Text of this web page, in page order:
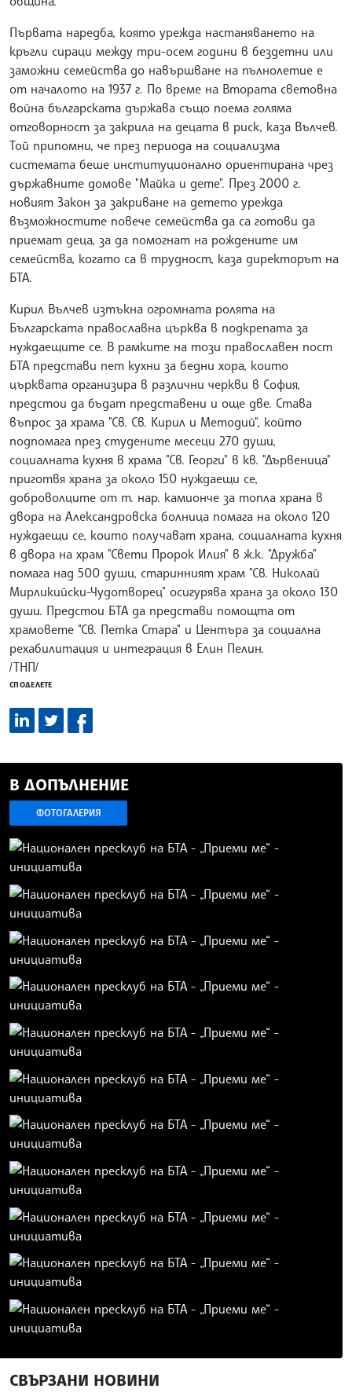
Първата наредба, която урежда настаняването на
кръгли сираци между три-осем години в бездетни или
заможни семейства до навършване на пълнолетие е
от началото на 1937 г. По време на Втората световна
война българската държава също поема голяма
отговорност за закрила на децата в риск, каза Вълчев.
Той припомни, че през периода на социализма
системата беше институционално ориентирана чрез
държавните домове "Майка и дете". През 2000 г.
новият Закон за закриване на детето урежда
възможностите повече семейства да са готови да
приемат деца, за да помогнат на рождените им
семейства, когато са в трудност, каза директорът на
БТА.
Кирил Вълчев изтъкна огромната ролята на
Българската православна църква в подкрепата за
нуждаещите се. В рамките на този православен пост
БТА представи пет кухни за бедни хора, които
църквата организира в различни черкви в София,
предстои да бъдат представени и още две. Става
въпрос за храма "Св. Св. Кирил и Методий", който
подпомага през студените месеци 270 души,
социалната кухня в храма "Св. Георги" в кв. "Дървеница"
приготвя храна за около 150 нуждаещи се,
доброволците от т. нар. камионче за топла храна в
двора на Александровска болница помага на около 120
нуждаещи се, които получават храна, социалната кухня
в двора на храм "Свети Пророк Илия" в ж.к. "Дружба"
помага над 500 души, старинният храм "Св. Николай
Мирликийски-Чудотворец" осигурява храна за около 130
души. Предстои БТА да представи помощта от
храмовете "Св. Петка Стара" и Центъра за социална
рехабилитация и интеграция в Елин Пелин.
/ТНП/
СПОДЕЛЕТЕ
В ДОПЪЛНЕНИЕ
ФОТОГАЛЕРИЯ
СВЪРЗАНИ НОВИНИ